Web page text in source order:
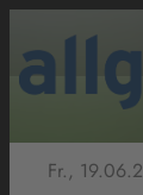
Fr.,